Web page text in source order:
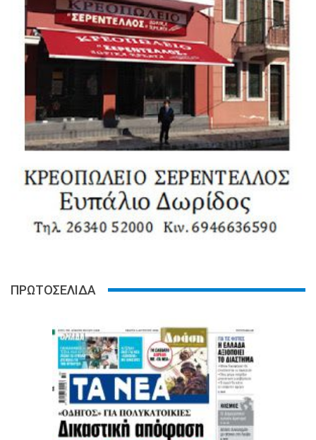
ΠΡΩΤΟΣΕΛΙΔΑ